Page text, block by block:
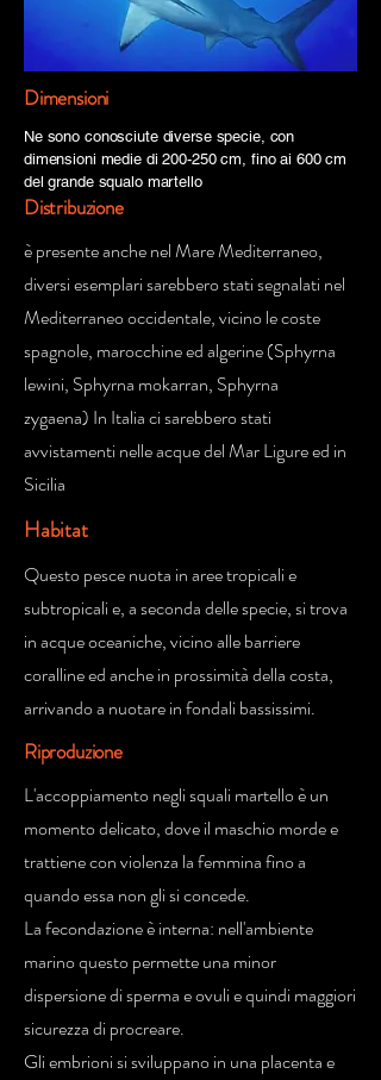
Dimensioni
Ne sono conosciute diverse specie, con
dimensioni medie di 200-250 cm, fino ai 600 cm
del grande squalo martello
Distribuzione
è presente anche nel Mare Mediterraneo,
diversi esemplari sarebbero stati segnalati nel
Mediterraneo occidentale, vicino le coste
spagnole, marocchine ed algerine (Sphyrna
lewini, Sphyrna mokarran, Sphyrna
zygaena) In Italia ci sarebbero stati
avvistamenti nelle acque del Mar Ligure ed in
Sicilia
Habitat
Questo pesce nuota in aree tropicali e
subtropicali e, a seconda delle specie, si trova
in acque oceaniche, vicino alle barriere
coralline ed anche in prossimità della costa,
arrivando a nuotare in fondali bassissimi.
Riproduzione
L'accoppiamento negli squali martello è un
momento delicato, dove il maschio morde e
trattiene con violenza la femmina fino a
quando essa non gli si concede.
La fecondazione è interna: nell'ambiente
marino questo permette una minor
dispersione di sperma e ovuli e quindi maggiori
sicurezza di procreare.
Gli embrioni si sviluppano in una placenta e